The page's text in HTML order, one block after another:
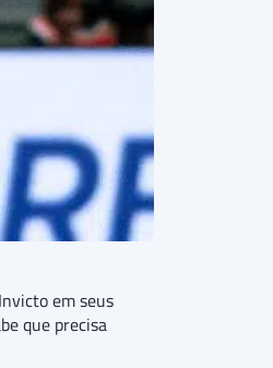
em seus
que precisa